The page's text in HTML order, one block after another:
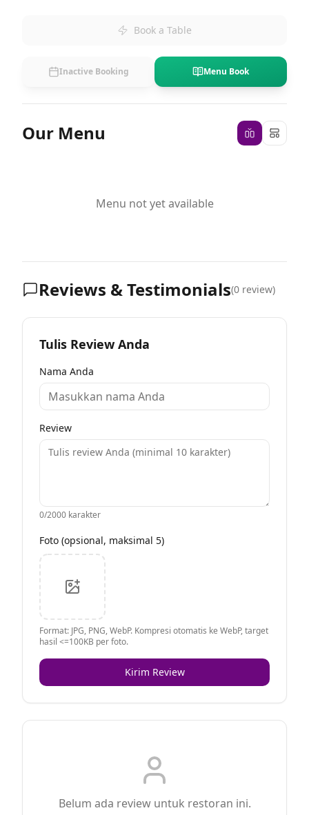
Book a Table
Inactive Booking Menu Book
Our Menu
Menu not yet available
Reviews & Testimonials(0 review)
Tulis Review Anda
Nama Anda
Review
0/2000 karakter
Foto (opsional, maksimal 5)
Format: JPG, PNG, WebP. Kompresi otomatis ke WebP, target
hasil <=100KB per foto.
Kirim Review
Belum ada review untuk restoran ini.